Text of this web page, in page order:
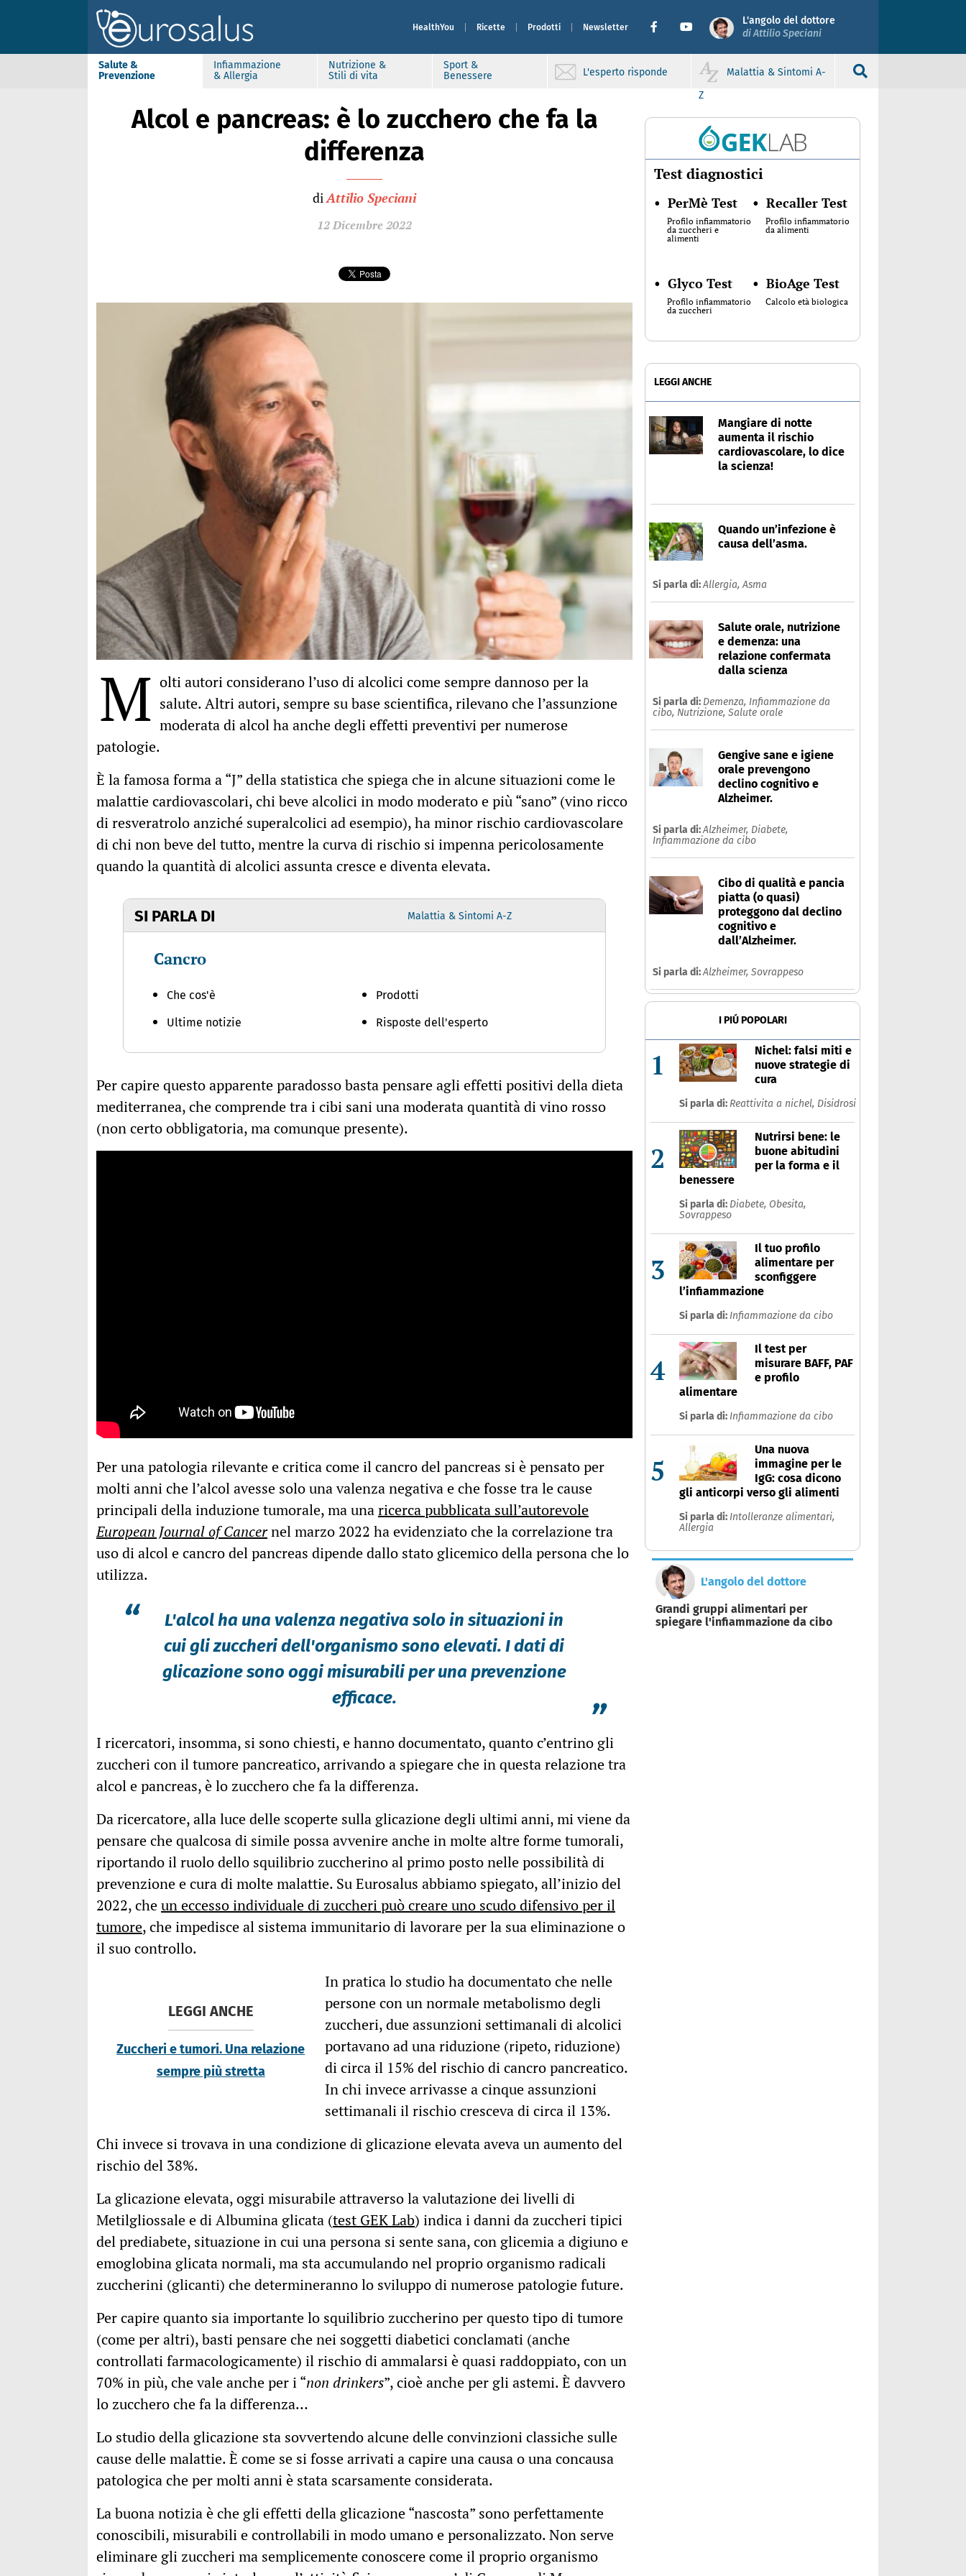
HealthYou Ricette Prodotti Newsletter
L'angolo del dottore
di Attilio Speciani
Salute &
Prevenzione
Infiammazione
& Allergia
Nutrizione &
Stili di vita
Sport &
Benessere
L'esperto risponde
Malattia & Sintomi A-
Z
Alcol e pancreas: è lo zucchero che fa la
differenza
diAttilio Speciani
12 Dicembre 2022
M olti autori considerano l’uso di alcolici come sempre dannoso per la
salute. Altri autori, sempre su base scientifica, rilevano che l’assunzione
moderata di alcol ha anche degli effetti preventivi per numerose
patologie.
È la famosa forma a “J” della statistica che spiega che in alcune situazioni come le
malattie cardiovascolari, chi beve alcolici in modo moderato e più “sano” (vino ricco
di resveratrolo anziché superalcolici ad esempio), ha minor rischio cardiovascolare
di chi non beve del tutto, mentre la curva di rischio si impenna pericolosamente
quando la quantità di alcolici assunta cresce e diventa elevata.
SI PARLA DI Malattia & Sintomi A-Z
Cancro
Che cos'è
Ultime notizie
Prodotti
Risposte dell'esperto
Per capire questo apparente paradosso basta pensare agli effetti positivi della dieta
mediterranea, che comprende tra i cibi sani una moderata quantità di vino rosso
(non certo obbligatoria, ma comunque presente).
Per una patologia rilevante e critica come il cancro del pancreas si è pensato per
molti anni che l’alcol avesse solo una valenza negativa e che fosse tra le cause
principali della induzione tumorale, ma unaricerca pubblicata sull’autorevole
European Journal of Cancernel marzo 2022 ha evidenziato che la correlazione tra
uso di alcol e cancro del pancreas dipende dallo stato glicemico della persona che lo
utilizza.
“
L'alcol ha una valenza negativa solo in situazioni in
cui gli zuccheri dell'organismo sono elevati. I dati di
glicazione sono oggi misurabili per una prevenzione
efficace.
”
I ricercatori, insomma, si sono chiesti, e hanno documentato, quanto c’entrino gli
zuccheri con il tumore pancreatico, arrivando a spiegare che in questa relazione tra
alcol e pancreas, è lo zucchero che fa la differenza.
Da ricercatore, alla luce delle scoperte sulla glicazione degli ultimi anni, mi viene da
pensare che qualcosa di simile possa avvenire anche in molte altre forme tumorali,
riportando il ruolo dello squilibrio zuccherino al primo posto nelle possibilità di
prevenzione e cura di molte malattie. Su Eurosalus abbiamo spiegato, all’inizio del
2022, cheun eccesso individuale di zuccheri può creare uno scudo difensivo per il
tumore, che impedisce al sistema immunitario di lavorare per la sua eliminazione o
il suo controllo.
LEGGI ANCHE
Zuccheri e tumori. Una relazione
sempre più stretta
In pratica lo studio ha documentato che nelle
persone con un normale metabolismo degli
zuccheri, due assunzioni settimanali di alcolici
portavano ad una riduzione (ripeto, riduzione)
di circa il 15% del rischio di cancro pancreatico.
In chi invece arrivasse a cinque assunzioni
settimanali il rischio cresceva di circa il 13%.
Chi invece si trovava in una condizione di glicazione elevata aveva un aumento del
rischio del 38%.
La glicazione elevata, oggi misurabile attraverso la valutazione dei livelli di
Metilgliossale e di Albumina glicata (test GEK Lab) indica i danni da zuccheri tipici
del prediabete, situazione in cui una persona si sente sana, con glicemia a digiuno e
emoglobina glicata normali, ma sta accumulando nel proprio organismo radicali
zuccherini (glicanti) che determineranno lo sviluppo di numerose patologie future.
Per capire quanto sia importante lo squilibrio zuccherino per questo tipo di tumore
(come per altri), basti pensare che nei soggetti diabetici conclamati (anche
controllati farmacologicamente) il rischio di ammalarsi è quasi raddoppiato, con un
70% in più, che vale anche per i “non drinkers”, cioè anche per gli astemi. È davvero
lo zucchero che fa la differenza…
Lo studio della glicazione sta sovvertendo alcune delle convinzioni classiche sulle
cause delle malattie. È come se si fosse arrivati a capire una causa o una concausa
patologica che per molti anni è stata scarsamente considerata.
La buona notizia è che gli effetti della glicazione “nascosta” sono perfettamente
conoscibili, misurabili e controllabili in modo umano e personalizzato. Non serve
eliminare gli zuccheri ma semplicemente conoscere come il proprio organismo
Test diagnostici
• PerMè Test
Profilo infiammatorio
da zuccheri e
alimenti
• Recaller Test
Profilo infiammatorio
da alimenti
• Glyco Test
Profilo infiammatorio
da zuccheri
• BioAge Test
Calcolo età biologica
LEGGI ANCHE
Mangiare di notte
aumenta il rischio
cardiovascolare, lo dice
la scienza!
Quando un’infezione è
causa dell’asma.
Si parla di:Allergia,Asma
Salute orale, nutrizione
e demenza: una
relazione confermata
dalla scienza
Si parla di: Demenza, Infiammazione da
cibo, Nutrizione, Salute orale
Gengive sane e igiene
orale prevengono
declino cognitivo e
Alzheimer.
Si parla di:Alzheimer, Diabete,
Infiammazione da cibo
Cibo di qualità e pancia
piatta (o quasi)
proteggono dal declino
cognitivo e
dall’Alzheimer.
Si parla di:Alzheimer, Sovrappeso
I PIÚ POPOLARI
1
Nichel: falsi miti e
nuove strategie di
cura
Si parla di: Reattivita a nichel, Disidrosi
2
Nutrirsi bene: le
buone abitudini
per la forma e il
benessere
Si parla di: Diabete, Obesita,
Sovrappeso
3
Il tuo profilo
alimentare per
sconfiggere
l’infiammazione
Si parla di: Infiammazione da cibo
4
Il test per
misurare BAFF, PAF
e profilo
alimentare
Si parla di: Infiammazione da cibo
5
Una nuova
immagine per le
IgG: cosa dicono
gli anticorpi verso gli alimenti
Si parla di: Intolleranze alimentari,
Allergia
L'angolo del dottore
Grandi gruppi alimentari per
spiegare l'infiammazione da cibo